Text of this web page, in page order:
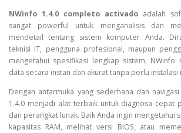
NWinfo 1.4.0 completo activado adalah
sangat powerful untuk menganalisis dan
mendetail tentang sistem komputer Anda.
teknisi IT, pengguna profesional, maupun
mengetahui spesifikasi lengkap sistem, NWinfo
data secara instan dan akurat tanpa perlu instalasi
Dengan antarmuka yang sederhana dan
1.4.0 menjadi alat terbaik untuk diagnosa cepat
dan perangkat lunak. Baik Anda ingin mengetahui
kapasitas RAM, melihat versi BIOS, atau